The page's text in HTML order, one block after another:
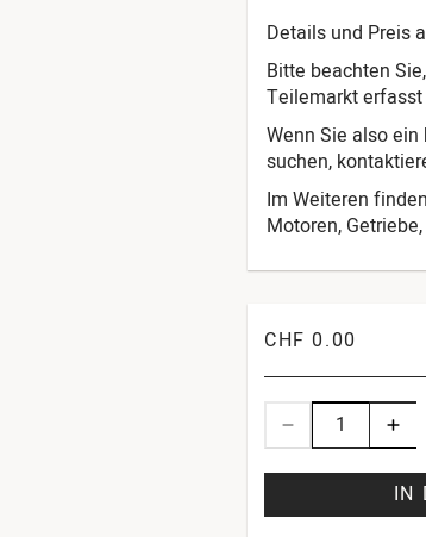
Details und Preis
Bitte beachten
Teilemarkt
Wenn Sie also
suchen,
Im Weiteren
Motoren,
CHF 0.00
IN